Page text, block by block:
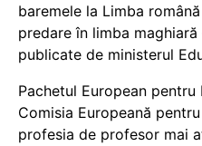
baremele la Limba
predare în limba
publicate de ministerul
Pachetul European
Comisia Europeană
profesia de profesor mai